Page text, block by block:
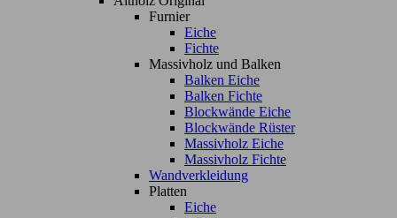
Furnier
Eiche
Fichte
Massivholz und Balken
Balken Eiche
Balken Fichte
Blockwände Eiche
Blockwände Rüster
Massivholz Eiche
Massivholz Fichte
Wandverkleidung
Platten
Eiche